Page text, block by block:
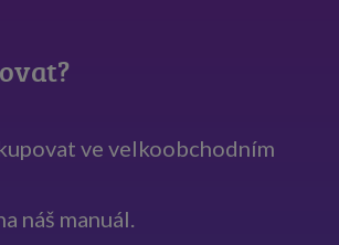
ve velkoobchodním
náš manuál.